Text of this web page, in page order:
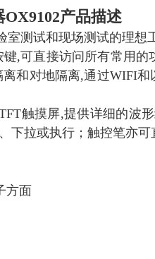
产品描述
室测试和现场测试的理想
,可直接访问所有常用
和对地隔离,通过WIFI
触摸屏,提供详细的波
下拉或执行；触控笔亦
方面